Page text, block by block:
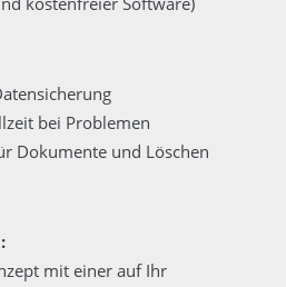
bei Problemen
Dokumente und Löschen
mit einer auf Ihr